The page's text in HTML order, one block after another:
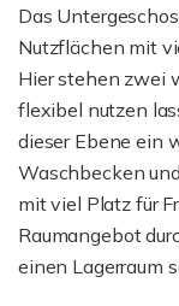
Das
Nutzflächen mit
Hier stehen zwei
flexibel nutzen
dieser Ebene ein
Waschbecken
mit viel Platz für
Raumangebot
einen Lagerraum